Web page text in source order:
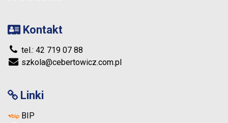
Kontakt
tel.: 42 719 07 88
szkola@cebertowicz.com.pl
Linki
BIP